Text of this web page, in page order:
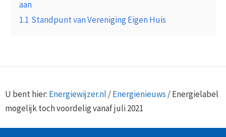
aan
1.1 Standpunt van Vereniging Eigen Huis
U bent hier: Energiewijzer.nl /Energienieuws /Energielabel
mogelijk toch voordelig vanaf juli 2021